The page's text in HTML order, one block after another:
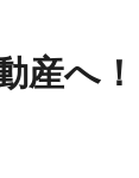
産へ！